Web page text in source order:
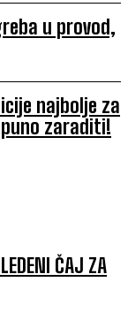
u provod,
najbolje za
zaraditi!
ČAJ ZA